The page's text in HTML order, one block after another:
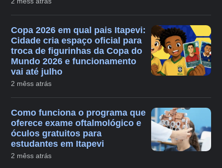
Copa 2026 em qual pais Itapevi:
Cidade cria espaço oficial para
troca de figurinhas da Copa do
Mundo 2026 e funcionamento
vai até julho
2 mêss atrás
Como funciona o programa que
oferece exame oftalmológico e
óculos gratuitos para
estudantes em Itapevi
2 mêss atrás